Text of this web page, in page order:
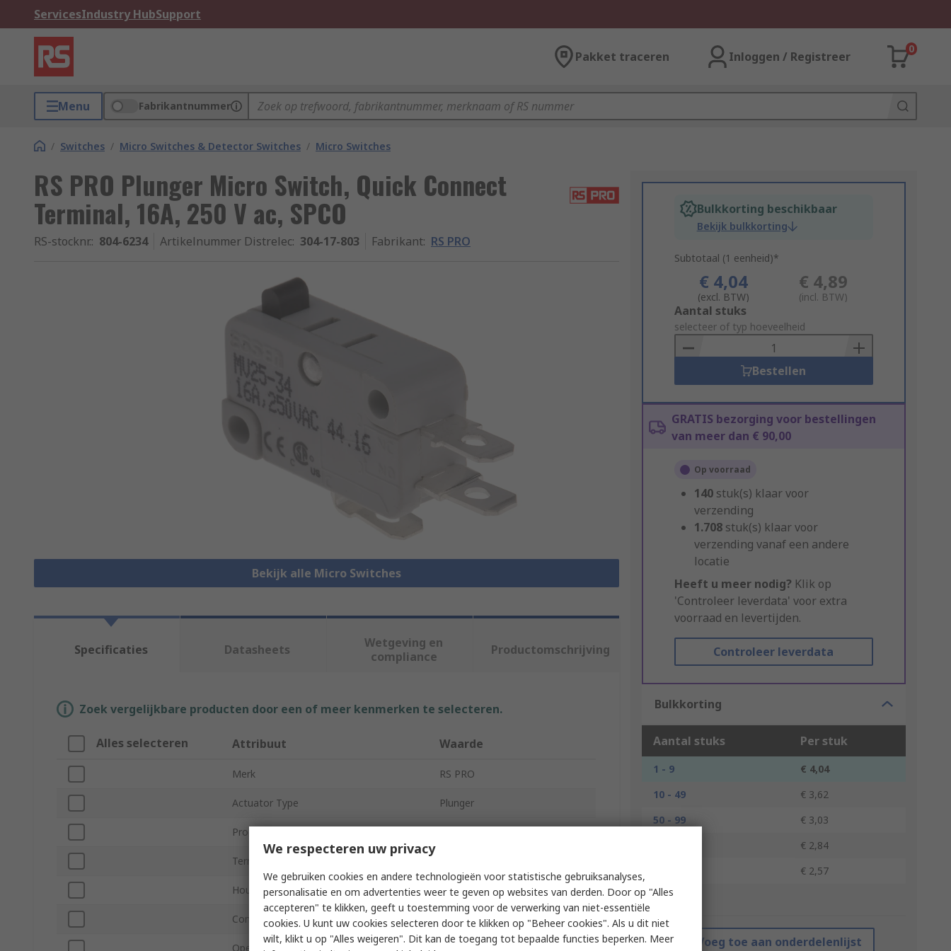
ServicesIndustry HubSupport
Pakket traceren Inloggen / Registreer
0
Menu Fabrikantnummer
/ Switches / Micro Switches & Detector Switches / Micro Switches
RS PRO Plunger Micro Switch, Quick Connect
Terminal, 16A, 250 V ac, SPCO
RS-stocknr.: 804-6234 Artikelnummer Distrelec: 304-17-803 Fabrikant: RS PRO
Bekijk alle Micro Switches
Bulkkorting beschikbaar
Bekijk bulkkorting
Subtotaal (1 eenheid)*
€ 4,04
(excl. BTW)
€ 4,89
(incl. BTW)
Add
to
Basket
Aantal stuks
selecteer of typ hoeveelheid
Bestellen
GRATIS bezorging voor bestellingen
van meer dan € 90,00
Op voorraad
140 stuk(s) klaar voor
verzending
1.708 stuk(s) klaar voor
verzending vanaf een andere
locatie
Heeft u meer nodig? Klik op
'Controleer leverdata' voor extra
voorraad en levertijden.
Controleer leverdata
Bulkkorting
Aantal stuks Per stuk
1 - 9
€ 4,04
10 - 49
€ 3,62
50 - 99
€ 3,03
€ 2,84
€ 2,57
*prijsindicatie
Voeg toe aan onderdelenlijst
Specificaties Datasheets
Wetgeving en
compliance
Productomschrijving
Zoek vergelijkbare producten door een of meer kenmerken te selecteren.
Alles selecteren Attribuut Waarde
Merk RS PRO
Actuator Type Plunger
Product Type
Terminal Type
Housing Material Glass Filled Thermoplastic
Contact Configuration SPCO
Operating Force
We respecteren uw privacy
We gebruiken cookies en andere technologieën voor statistische gebruiksanalyses,
personalisatie en om advertenties weer te geven op websites van derden. Door op "Alles
accepteren" te klikken, geeft u toestemming voor de verwerking van niet-essentiële
cookies. U kunt uw cookies selecteren door te klikken op "Beheer cookies". Als u dit niet
wilt, klikt u op "Alles weigeren". Dit kan de toegang tot bepaalde functies beperken. Meer